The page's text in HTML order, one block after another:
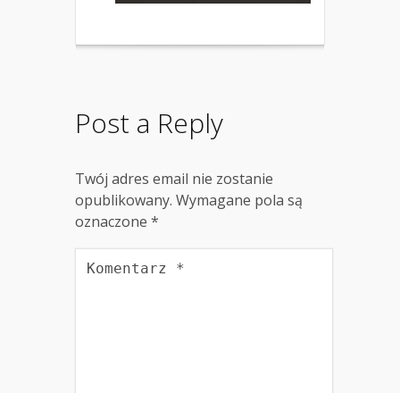
Post a Reply
Twój adres email nie zostanie
opublikowany. Wymagane pola są
oznaczone *